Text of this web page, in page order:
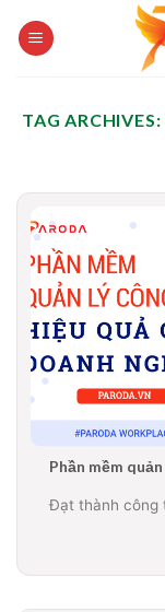
TAG ARCHIVES:
Phần mềm
Đạt thành công